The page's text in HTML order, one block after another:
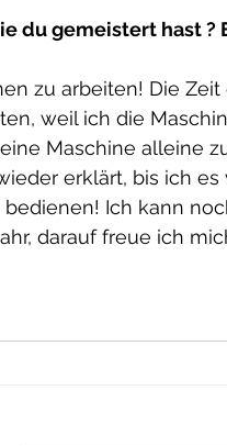
du gemeistert hast ?
zu arbeiten! Die
weil ich die
Maschine alleine
erklärt, bis ich
Ich kann
darauf freue ich